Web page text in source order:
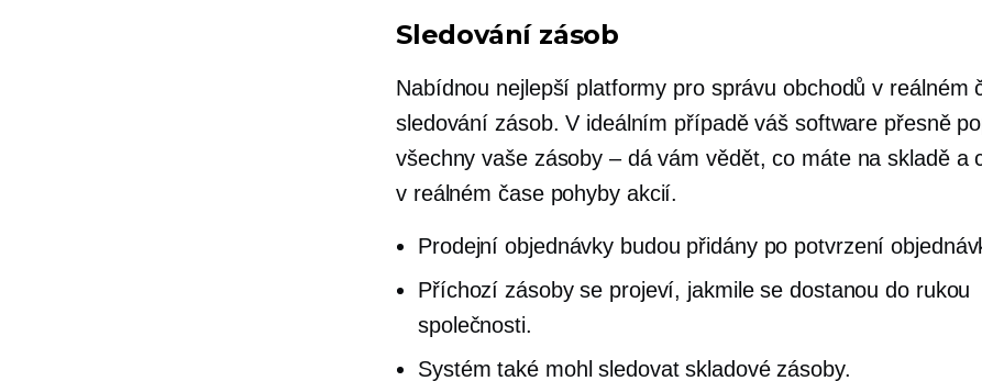
Sledování zásob
Nabídnou nejlepší platformy pro správu obchodův reálném
sledování zásob. V ideálním případě váš software přesně
všechny vaše zásoby – dá vám vědět, co máte na skladě a
v reálném časepohyby akcií.
Prodejní objednávky budou přidány po potvrzení
Příchozí zásoby se projeví, jakmile se dostanou do rukou
společnosti.
Systém také mohl sledovat skladové zásoby.